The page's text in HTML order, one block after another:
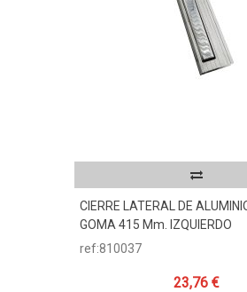
CIERRE LATERAL DE
GOMA 415 Mm. IZQUIERDO
ref:810037
23,76 €